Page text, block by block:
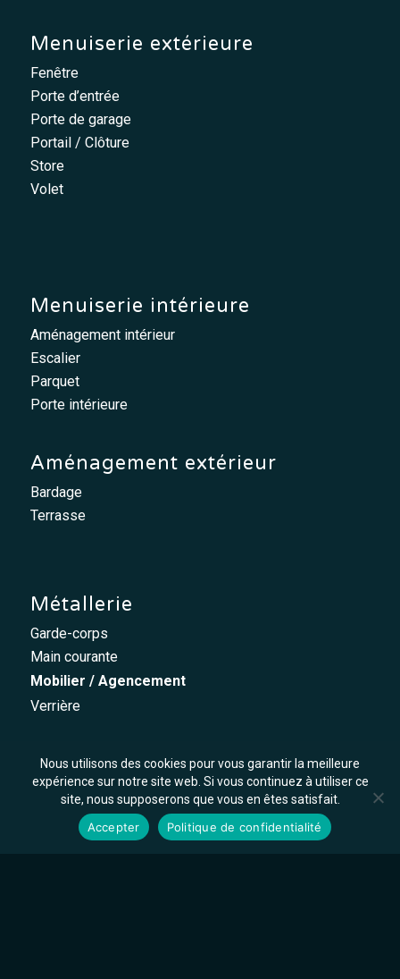
Menuiserie extérieure
Fenêtre
Porte d’entrée
Porte de garage
Portail / Clôture
Store
Volet
Menuiserie intérieure
Aménagement intérieur
Escalier
Parquet
Porte intérieure
Aménagement extérieur
Bardage
Terrasse
Métallerie
Garde-corps
Main courante
Mobilier / Agencement
Verrière
Dépannage
Serrurerie
Fermeture
Nous utilisons des cookies pour vous garantir la meilleure
expérience sur notre site web. Si vous continuez à utiliser ce
site, nous supposerons que vous en êtes satisfait.
Accepter
Politique de confidentialité